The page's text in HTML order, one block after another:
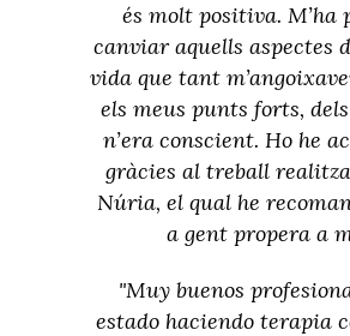
és molt positiva. M’ha
canviar aquells aspectes
vida que tant
els meus punts forts,
n’era conscient. Ho he
gràcies al treball
Núria, el qual he
a gent propera a
"Muy buenos
estado haciendo terapia